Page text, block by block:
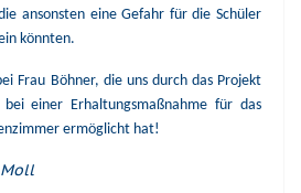
ansonsten eine Gefahr für die Schüler
könnten.
Frau Böhner, die uns durch das Projekt
einer Erhaltungsmaßnahme für das
ermöglicht hat!